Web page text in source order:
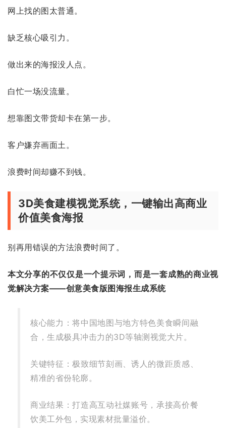
网上找的图太普通。
缺乏核心吸引力。
做出来的海报没人点。
白忙一场没流量。
想靠图文带货却卡在第一步。
客户嫌弃画面土。
浪费时间却赚不到钱。
3D美食建模视觉系统，一键输出高商业
价值美食海报
别再用错误的方法浪费时间了。
本文分享的不仅仅是一个提示词，而是一套成熟的商业视
觉解决方案——创意美食版图海报生成系统
核心能力：将中国地图与地方特色美食瞬间融
合，生成极具冲击力的3D等轴测视觉大片。
关键特征：极致细节刻画、诱人的微距质感、
精准的省份轮廓。
商业结果：打造高互动社媒账号，承接高价餐
饮美工外包，实现素材批量溢价。